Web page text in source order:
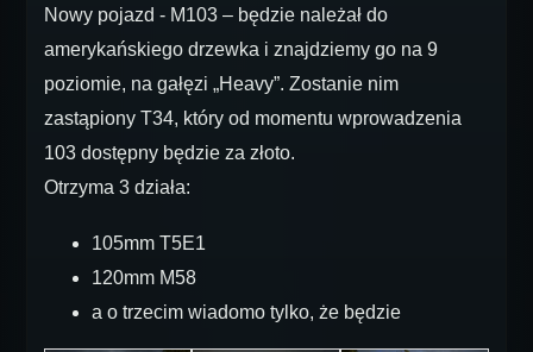
Nowy pojazd - M103 – będzie należał do
amerykańskiego drzewka i znajdziemy go na 9
poziomie, na gałęzi „Heavy”. Zostanie nim
zastąpiony T34, który od momentu wprowadzenia
103 dostępny będzie za złoto.
Otrzyma 3 działa:
105mm T5E1
120mm M58
a o trzecim wiadomo tylko, że będzie